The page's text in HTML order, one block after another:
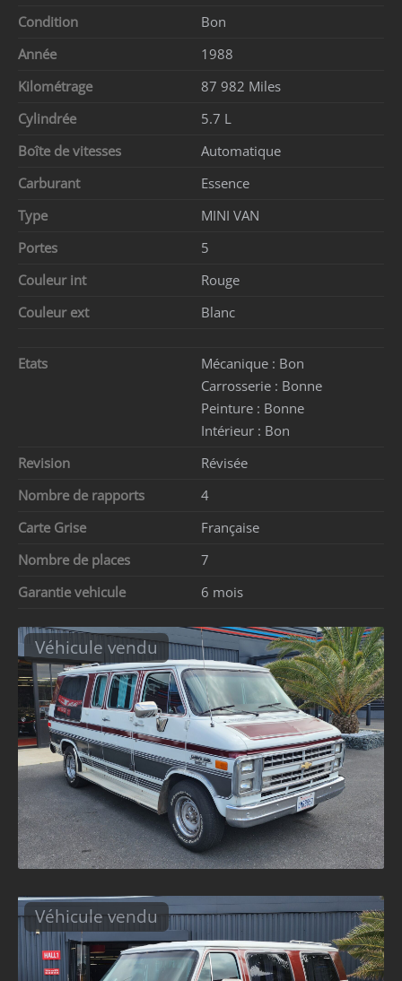
Condition
Bon
Année
1988
Kilométrage
87 982 Miles
Cylindrée
5.7 L
Boîte de vitesses
Automatique
Carburant
Essence
Type
MINI VAN
Portes
5
Couleur int
Rouge
Couleur ext
Blanc
Etats Mécanique : Bon
Carrosserie : Bonne
Peinture : Bonne
Intérieur : Bon
Revision
Révisée
Nombre de rapports
4
Carte Grise
Française
Nombre de places
7
Garantie vehicule
6 mois
Véhicule vendu
Véhicule vendu